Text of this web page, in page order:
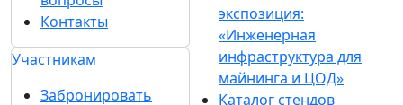
Контакты
Участникам
Забронировать
экспозиция:
«Инженерная
инфраструктура для
майнинга и ЦОД»
Каталог стендов